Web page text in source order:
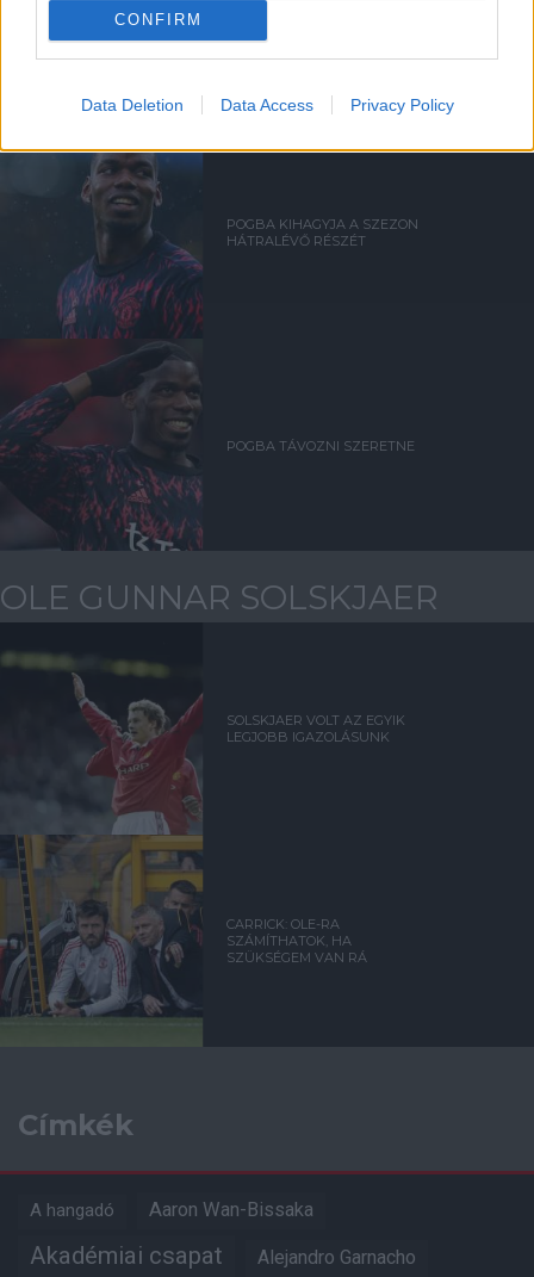
CONFIRM
Data Deletion Data Access Privacy Policy
POGBA KIHAGYJA A SZEZON
HÁTRALÉVŐ RÉSZÉT
POGBA TÁVOZNI SZERETNE
OLE GUNNAR SOLSKJAER
SOLSKJAER VOLT AZ EGYIK
LEGJOBB IGAZOLÁSUNK
CARRICK: OLE-RA
SZÁMÍTHATOK, HA
SZÜKSÉGEM VAN RÁ
Címkék
A hangadó Aaron Wan-Bissaka
Akadémiai csapat Alejandro Garnacho